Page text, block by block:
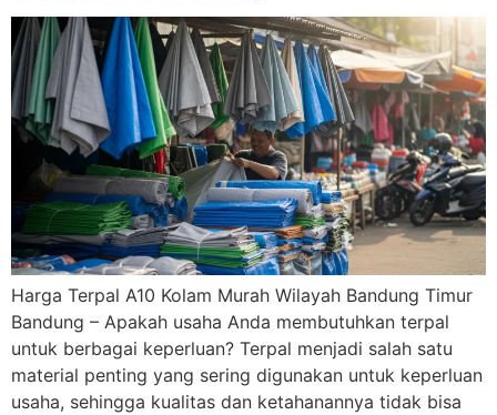
Harga Terpal A10 Kolam Murah Wilayah Bandung Timur
Bandung – Apakah usaha Anda membutuhkan terpal
untuk berbagai keperluan? Terpal menjadi salah satu
material penting yang sering digunakan untuk keperluan
usaha, sehingga kualitas dan ketahanannya tidak bisa